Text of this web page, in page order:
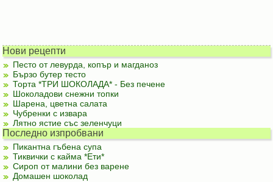
Нови рецепти
Песто от левурда, копър и магданоз
Бързо бутер тесто
Торта *ТРИ ШОКОЛАДА* - Без печене
Шоколадови снежни топки
Шарена, цветна салата
Чубренки с извара
Лятно ястие със зеленчуци
Последно изпробвани
Пикантна гъбена супа
Тиквички с кайма *Ети*
Сироп от малини без варене
Домашен шоколад